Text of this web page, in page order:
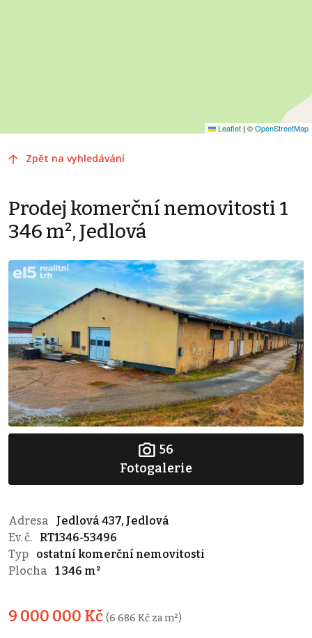
Leaflet | ©OpenStreetMap
Zpět na vyhledávání
Prodej komerční nemovitosti 1
346 m², Jedlová
56
Fotogalerie
Adresa
Jedlová 437, Jedlová
Ev. č.
RT1346-53496
Typ
ostatní komerční nemovitosti
Plocha
1 346 m²
9 000 000 Kč (6 686 Kč za m²)